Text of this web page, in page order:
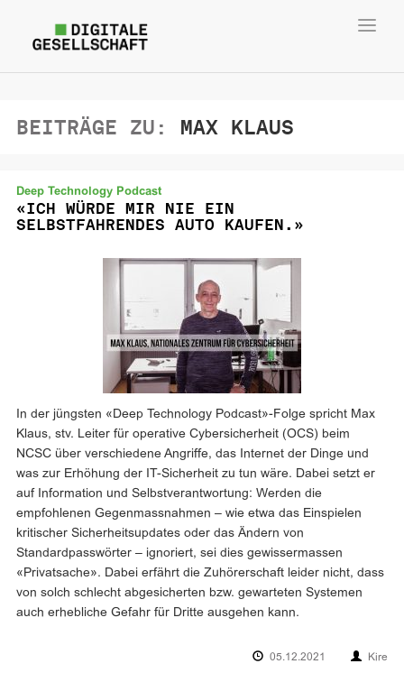
BEITRÄGE ZU: MAX KLAUS
Deep Technology Podcast
«ICH WÜRDE MIR NIE EIN
SELBSTFAHRENDES AUTO KAUFEN.»
In der jüngsten «Deep Technology Podcast»-Folge spricht Max
Klaus, stv. Leiter für operative Cybersicherheit (OCS) beim
NCSC über verschiedene Angriffe, das Internet der Dinge und
was zur Erhöhung der IT-Sicherheit zu tun wäre. Dabei setzt er
auf Information und Selbstverantwortung: Werden die
empfohlenen Gegenmassnahmen – wie etwa das Einspielen
kritischer Sicherheitsupdates oder das Ändern von
Standardpasswörter – ignoriert, sei dies gewissermassen
«Privatsache». Dabei erfährt die Zuhörerschaft leider nicht, dass
von solch schlecht abgesicherten bzw. gewarteten Systemen
auch erhebliche Gefahr für Dritte ausgehen kann.
05.12.2021 Kire